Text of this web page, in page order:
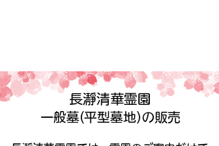
長瀞清華霊園
一般墓(平型墓地)の販売